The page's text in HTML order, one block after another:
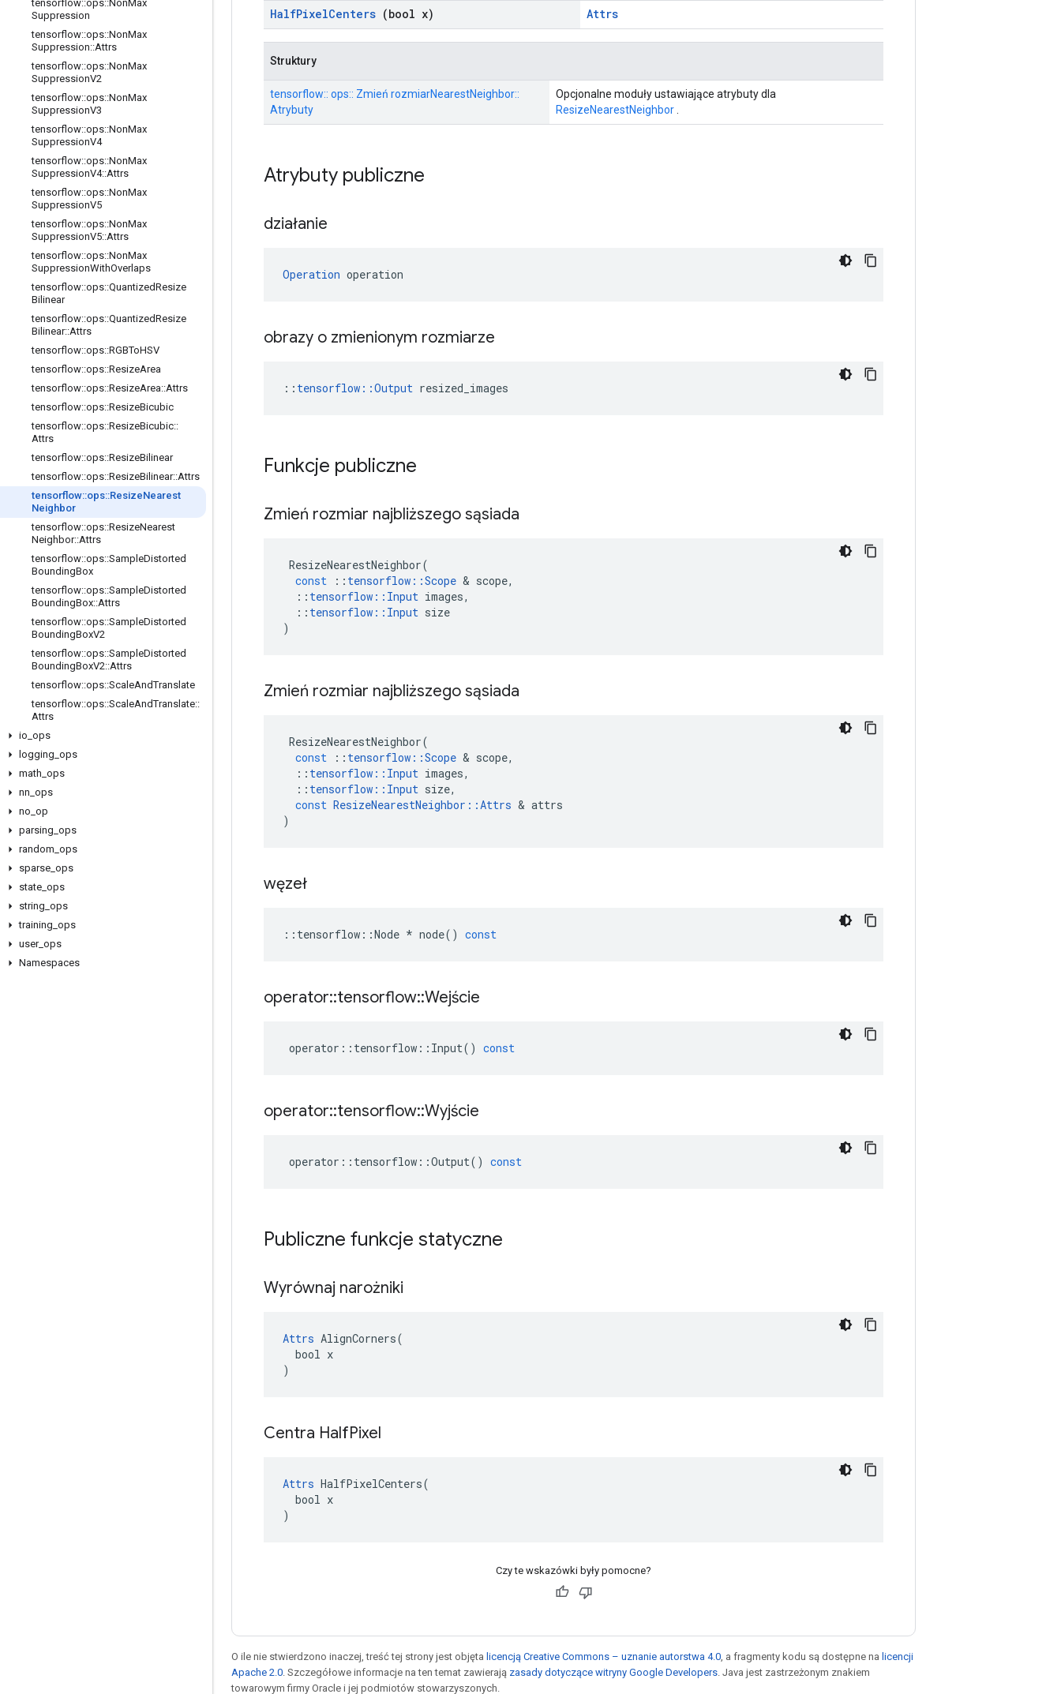
tensorflow::ops::NonMax
Suppression
tensorflow::ops::NonMax
Suppression::Attrs
tensorflow::ops::NonMax
SuppressionV2
tensorflow::ops::NonMax
SuppressionV3
tensorflow::ops::NonMax
SuppressionV4
tensorflow::ops::NonMax
SuppressionV4::Attrs
tensorflow::ops::NonMax
SuppressionV5
tensorflow::ops::NonMax
SuppressionV5::Attrs
tensorflow::ops::NonMax
SuppressionWithOverlaps
tensorflow::ops::QuantizedResize
Bilinear
tensorflow::ops::QuantizedResize
Bilinear::Attrs
tensorflow::ops::RGBToHSV
tensorflow::ops::ResizeArea
tensorflow::ops::ResizeArea::Attrs
tensorflow::ops::ResizeBicubic
tensorflow::ops::ResizeBicubic::
Attrs
tensorflow::ops::ResizeBilinear
tensorflow::ops::ResizeBilinear::Attrs
tensorflow::ops::ResizeNearest
Neighbor
tensorflow::ops::ResizeNearest
Neighbor::Attrs
tensorflow::ops::SampleDistorted
BoundingBox
tensorflow::ops::SampleDistorted
BoundingBox::Attrs
tensorflow::ops::SampleDistorted
BoundingBoxV2
tensorflow::ops::SampleDistorted
BoundingBoxV2::Attrs
tensorflow::ops::ScaleAndTranslate
tensorflow::ops::ScaleAndTranslate::
Attrs
io ops
logging ops
math ops
nn ops
no op
parsing ops
random ops
sparse ops
state ops
string ops
training ops
user_ ops
Namespaces
HalfPixelCenters (bool x) Attrs
Struktury
tensorflow:: ops:: Zmień rozmiarNearestNeighbor::
Atrybuty
Opcjonalne moduły ustawiające atrybuty dla
ResizeNearestNeighbor
Atrybuty publiczne
działanie
Operation operation
obrazy o zmienionym rozmiarze
:: tensorflow::Output resized_images
Funkcje publiczne
Zmień rozmiar najbliższego sąsiada
ResizeNearestNeighbor(
const
:: tensorflow ::Scope & scope,
:: tensorflow :: Input images,
:: tensorflow :: Input size
)
Zmień rozmiar najbliższego sąsiada
ResizeNearestNeighbor(
const
:: tensorflow ::Scope & scope,
:: tensorflow :: Input images,
:: tensorflow :: Input size,
const ResizeNearestNeighbor ::Attrs & attrs
)
węzeł
:: tensorflow ::Node * node() const
operator::tensorflow::Wejście
operator :: tensorflow :: Input() const
operator::tensorflow::Wyjście
operator :: tensorflow ::Output() const
Publiczne funkcje statyczne
Wyrównaj narożniki
Attrs AlignCorners(
  bool x
)
Centra HalfPixel
Attrs HalfPixelCenters(
  bool x
)
Czy te wskazówki były pomocne?
O ile nie stwierdzono inaczej, treść tej strony jest objęta licencją Creative Commons – uznanie autorstwa 4.0 , a fragmenty kodu są dostępne na licencji
Apache 2.0 . Szczegółowe informacje na ten temat zawierają zasady dotyczące witryny Google Developers . Java jest zastrzeżonym znakiem
towarowym firmy Oracle i jej podmiotów stowarzyszonych.